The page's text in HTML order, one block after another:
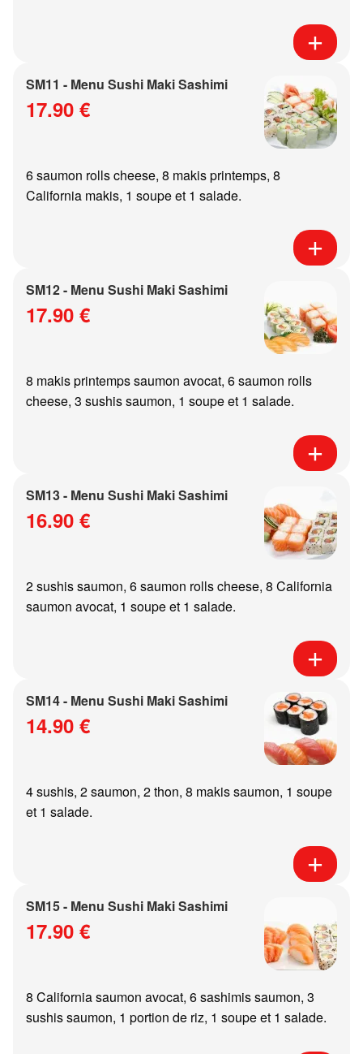
SM11 - Menu Sushi Maki Sashimi
17.90 €
6 saumon rolls cheese, 8 makis printemps, 8
California makis, 1 soupe et 1 salade.
SM12 - Menu Sushi Maki Sashimi
17.90 €
8 makis printemps saumon avocat, 6 saumon rolls
cheese, 3 sushis saumon, 1 soupe et 1 salade.
SM13 - Menu Sushi Maki Sashimi
16.90 €
2 sushis saumon, 6 saumon rolls cheese, 8 California
saumon avocat, 1 soupe et 1 salade.
SM14 - Menu Sushi Maki Sashimi
14.90 €
4 sushis, 2 saumon, 2 thon, 8 makis saumon, 1 soupe
et 1 salade.
SM15 - Menu Sushi Maki Sashimi
17.90 €
8 California saumon avocat, 6 sashimis saumon, 3
sushis saumon, 1 portion de riz, 1 soupe et 1 salade.